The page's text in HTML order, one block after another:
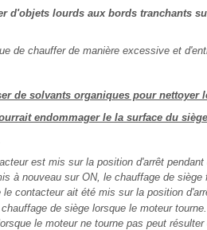
d'objets lourds aux bords tranchants
de chauffer de manière excessive et
de solvants organiques pour nettoyer
endommager le la surface du
est mis sur la position d'arrêt
à nouveau sur ON, le chauffage de
le contacteur ait été mis sur la position
de siège lorsque le moteur
le moteur ne tourne pas peut